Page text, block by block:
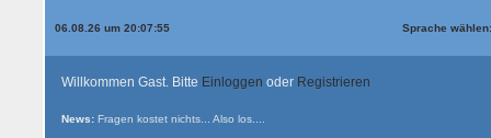
06.08.26 um 20:07:55 Sprache
Willkommen Gast. Bitte Einloggen oder Registrieren
News: Fragen kostet nichts... Also los....